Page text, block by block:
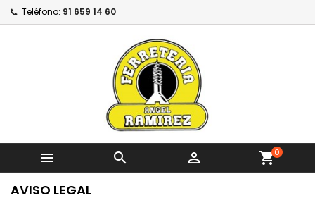
Teléfono: 91 659 14 60
   shopping_cart0
AVISO LEGAL